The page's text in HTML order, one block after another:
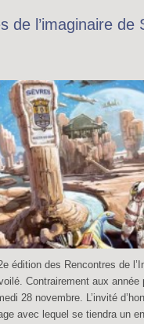
de l’imaginaire de
édition des Rencontres de
Contrairement aux année
28 novembre. L’invité
avec lequel se tiendra un